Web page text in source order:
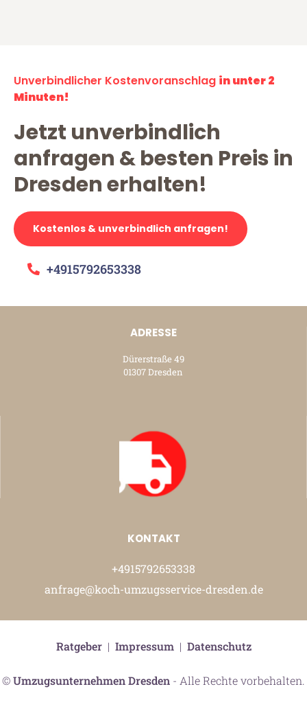
Unverbindlicher Kostenvoranschlag in unter 2
Minuten!
Jetzt unverbindlich
anfragen & besten Preis in
Dresden erhalten!
Kostenlos & unverbindlich anfragen!
+4915792653338
ADRESSE
Dürerstraße 49
01307 Dresden
KONTAKT
+4915792653338
anfrage@koch-umzugsservice-dresden.de
©Umzugsunternehmen Dresden - Alle Rechte vorbehalten.
Ratgeber| Impressum| Datenschutz